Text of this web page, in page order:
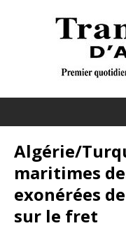
Algérie/
maritimes
exonérées
sur le fret